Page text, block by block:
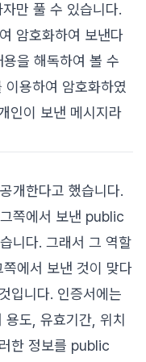
만 풀 수 있습니다.
암호화하여 보낸다
을 해독하여 볼 수
용하여 암호화하였
인이 보낸 메시지라
개한다고 했습니다.
쪽에서 보낸 public
니다. 그래서 그 역할
에서 보낸 것이 맞다
입니다. 인증서에는
도, 유효기간, 위치
한 정보를 public